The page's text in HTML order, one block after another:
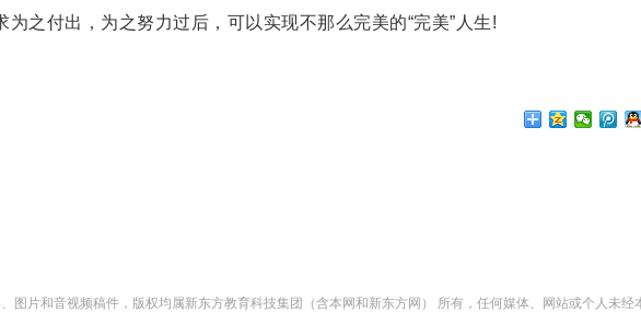
付出，为之努力过后，可以实现不那么完美的“完美”人生!
图片和音视频稿件，版权均属新东方教育科技集团（含本网和新东方网） 所有，任何媒体、网站或个人未经